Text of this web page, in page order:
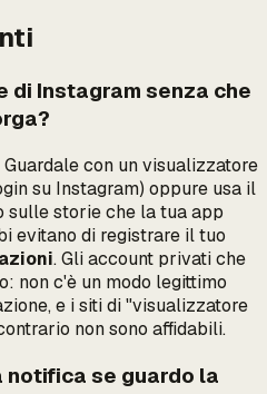
di Instagram senza che
con un visualizzatore
su Instagram) oppure usa il
storie che la tua app
evitano di registrare il tuo
. Gli account privati che
non c'è un modo legittimo
e i siti di "visualizzatore
non sono affidabili.
notifica se guardo la